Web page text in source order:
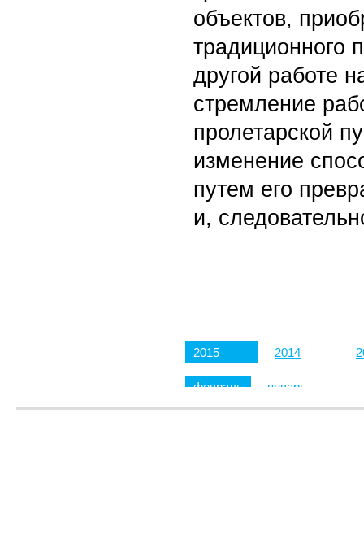
объектов,
традиционного
другой работе
стремление
пролетарской
изменение
путем его
и,
2015
февраль январь
2014